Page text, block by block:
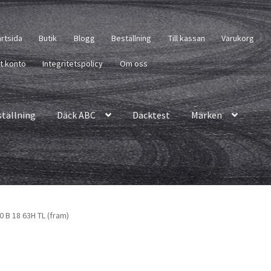
Butik Blogg Beställning Till kassan Varukorg
konto Integritetspolicy Om oss
Däck ABC Däcktest Märken
18 63H TL (fram)